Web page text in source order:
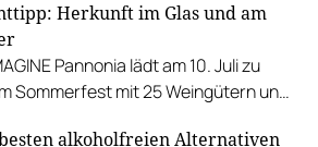
Herkunft im Glas und am
Pannonia lädt am 10. Juli zu
Sommerfest mit 25 Weingütern und
alkoholfreien Alternativen